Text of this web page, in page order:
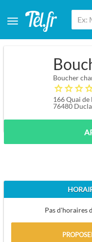
Boucher
166 Quai
76480
Pas d'horaires